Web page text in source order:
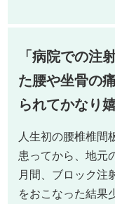
「病院での注
た腰や坐骨の
られてかなり
人生初の腰椎椎間
患ってから、地元
月間、ブロック注
をおこなった結果